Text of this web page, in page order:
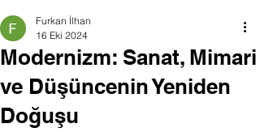
Modernizm: Sanat, Mimari
ve Düşüncenin Yeniden
Doğuşu
Furkan İlhan
16 Eki 2024